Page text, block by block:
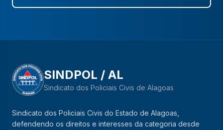
SINDPOL / AL
Sindicato dos Policiais Civis de Alagoas
Sindicato dos Policiais Civis do Estado de Alagoas,
defendendo os direitos e interesses da categoria desde